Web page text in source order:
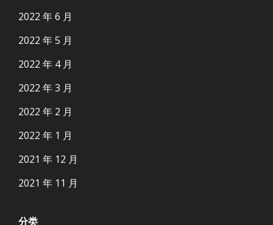
2022 年 6 月
2022 年 5 月
2022 年 4 月
2022 年 3 月
2022 年 2 月
2022 年 1 月
2021 年 12 月
2021 年 11 月
分类